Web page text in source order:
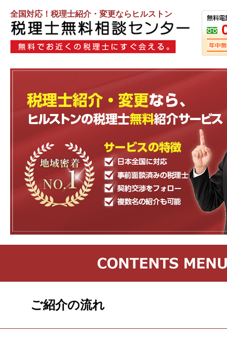
全国対応！税理士紹介・変更ならヒルストン
ご紹介の流れ